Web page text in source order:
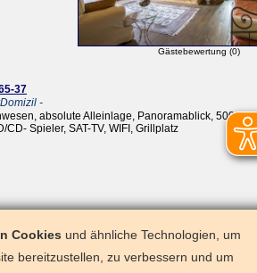
Gästebewertung (0)
-
absolute Alleinlage, Panoramablick, 5000 m²
Spieler, SAT-TV, WIFI, Grillplatz
und ähnliche Technologien, um
zu verbessern und um